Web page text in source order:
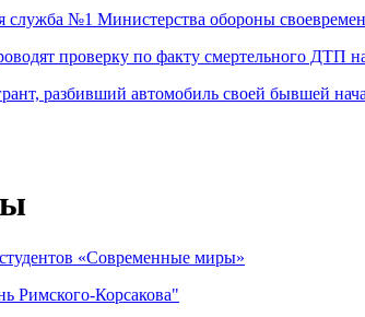
№1 Министерства обороны
проверку по факту смертельного ДТП
разбивший автомобиль своей бывшей
«Современные миры»
Римского-Корсакова"